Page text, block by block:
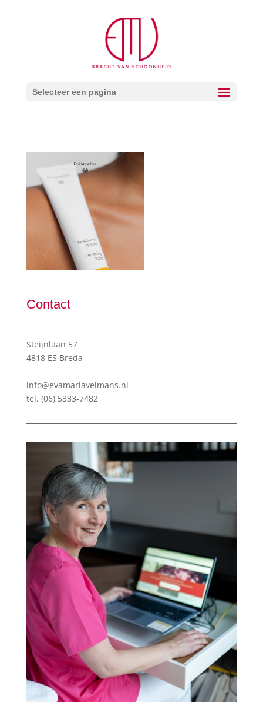
Selecteer een pagina
Contact
Steijnlaan 57
4818 ES Breda
info@evamariavelmans.nl
tel. (06) 5333-7482